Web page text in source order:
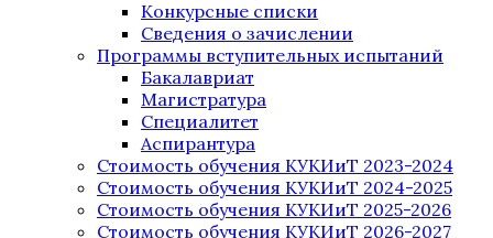
Конкурсные списки
Сведения о зачислении
Программы вступительных испытаний
Бакалавриат
Магистратура
Специалитет
Аспирантура
Стоимость обучения КУКИиТ 2023-2024
Стоимость обучения КУКИиТ 2024-2025
Стоимость обучения КУКИиТ 2025-2026
Стоимость обучения КУКИиТ 2026-2027